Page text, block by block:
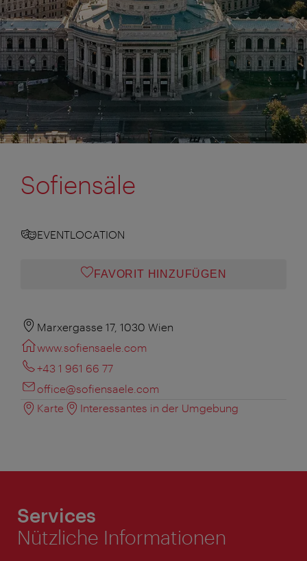
Sofiensäle
EVENTLOCATION
FAVORIT HINZUFÜGEN
Marxergasse 17, 1030 Wien
www.sofiensaele.com
+43 1 961 66 77
office@sofiensaele.com
Karte
Interessantes in der Umgebung
Services
Nützliche Informationen